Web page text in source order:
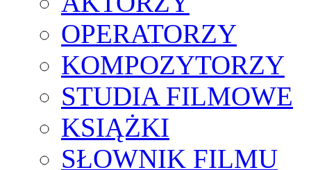
OPERATORZY
KOMPOZYTORZY
STUDIA FILMOWE
KSIĄŻKI
SŁOWNIK FILMU